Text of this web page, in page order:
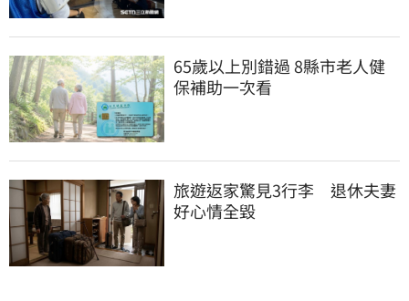
65歲以上別錯過 8縣市老人健
保補助一次看
旅遊返家驚見3行李　退休夫妻
好心情全毀